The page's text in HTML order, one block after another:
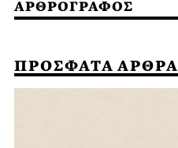
ΑΡΘΡΟΓΡΑΦΟΣ
ΠΡΟΣΦΑΤΑ ΑΡΘΡΑ